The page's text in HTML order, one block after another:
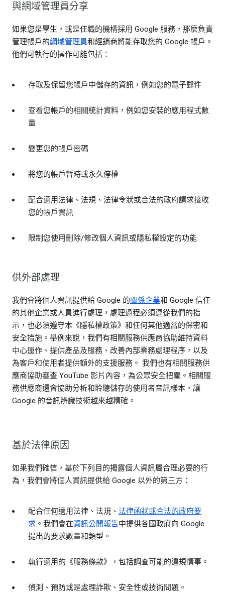
與網域管理員分享
如果您是學生，或是任職的機構採用 Google 服務，那麼負責
管理帳戶的網域管理員和經銷商將能存取您的 Google 帳戶。
他們可執行的操作可能包括：
存取及保留您帳戶中儲存的資訊，例如您的電子郵件
查看您帳戶的相關統計資料，例如您安裝的應用程式數
量
變更您的帳戶密碼
將您的帳戶暫時或永久停權
配合適用法律、法規、法律令狀或合法的政府請求接收
您的帳戶資訊
限制您使用刪除/修改個人資訊或隱私權設定的功能
供外部處理
我們會將個人資訊提供給 Google 的關係企業和 Google 信任
的其他企業或人員進行處理，處理過程必須遵從我們的指
示，也必須遵守本《隱私權政策》和任何其他適當的保密和
安全措施。舉例來說，我們有相關服務供應商協助維持資料
中心運作、提供產品及服務、改善內部業務處理程序，以及
為客戶和使用者提供額外的支援服務。 我們也有相關服務供
應商協助審查 YouTube 影片內容，為公眾安全把關。相關服
務供應商還會協助分析和聆聽儲存的使用者音訊樣本，讓
Google 的音訊辨識技術越來越精確。
基於法律原因
如果我們確信，基於下列目的揭露個人資訊屬合理必要的行
為，我們會將個人資訊提供給 Google 以外的第三方：
配合任何適用法律、法規、 法律函狀或合法的政府要
求 。我們會在資訊公開報告中提供各國政府向 Google
提出的要求數量和類型。
執行適用的《服務條款》，包括調查可能的違規情事。
偵測、預防或是處理詐欺、安全性或技術問題。